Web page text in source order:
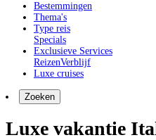
Bestemmingen
Thema's
Type reis
Specials
Exclusieve Services
ReizenVerblijf
Luxe cruises
Zoeken
Luxe vakantie